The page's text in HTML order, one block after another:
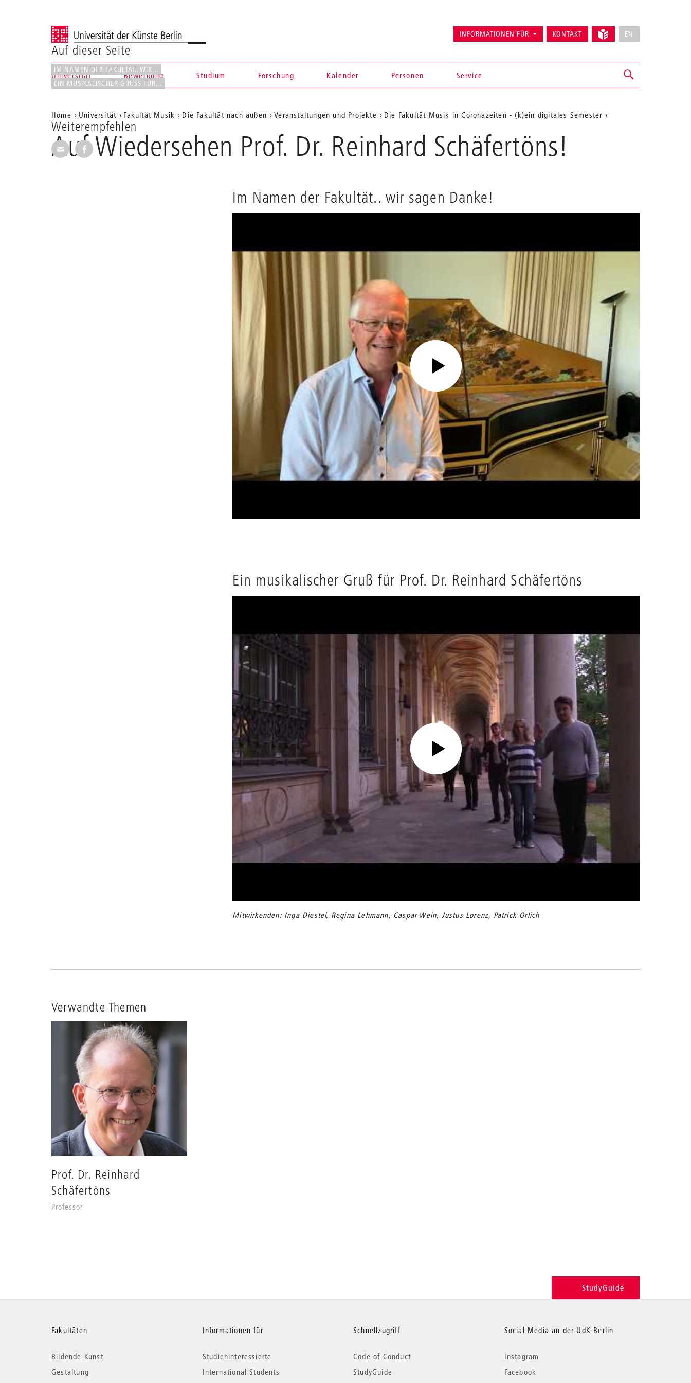
Universität der Künste Berlin
Navigation &
Suche
Universität Bewerbung Studium Forschung Kalender Personen Service
INFORMATIONEN FÜR KONTAKT EN
Aktuelle
Position
auf
Home Universität Fakultät Musik Die Fakultät nach außen Veranstaltungen und Projekte Die Fakultät Musik in Coronazeiten - (k)ein digitales Semester
Auf Wiedersehen Prof. Dr. Reinhard Schäfertöns!
Auf dieser Seite
IM NAMEN DER FAKULTÄT.. WIR...
EIN MUSIKALISCHER GRUSS FÜR...
Weiterempfehlen
Seite per E-Mail weiterempfehlen
Seite auf Facebook weiterempfehlen
Im Namen der Fakultät.. wir sagen Danke!
Ein musikalischer Gruß für Prof. Dr. Reinhard Schäfertöns
Mitwirkenden: Inga Diestel, Regina Lehmann, Caspar Wein, Justus Lorenz, Patrick Orlich
Verwandte Themen
Prof. Dr. Reinhard
Schäfertöns
Professor
StudyGuide
Weitere
Informationen
Fakultäten
Bildende Kunst
Gestaltung
Informationen für
Studieninteressierte
International Students
Schnellzugriff
Code of Conduct
StudyGuide
Social Media an der UdK Berlin
Instagram
Facebook